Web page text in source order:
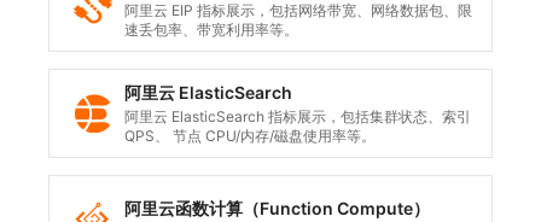
阿里云 EIP 指标展示，包括网络带宽、网络数据包、限
速丢包率、带宽利用率等。
阿里云 ElasticSearch
阿里云 ElasticSearch 指标展示，包括集群状态、索引
QPS、 节点 CPU/内存/磁盘使用率等。
阿里云函数计算（Function Compute）